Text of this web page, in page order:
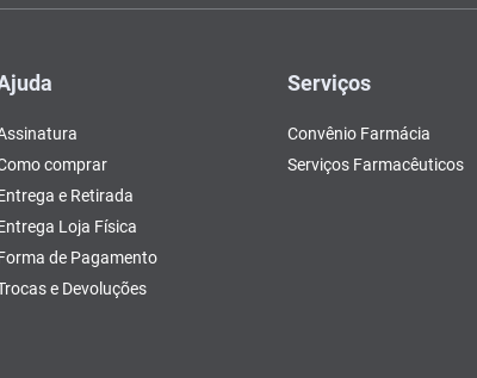
comprar
e Retirada
Loja Física
de Pagamento
e Devoluções
Serviços
Convênio Farmácia
Serviços Farmacêuticos